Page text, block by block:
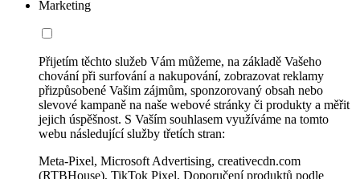
Marketing
Přijetím těchto služeb Vám můžeme, na základě Vašeho
chování při surfování a nakupování, zobrazovat reklamy
přizpůsobené Vašim zájmům, sponzorovaný obsah nebo
slevové kampaně na naše webové stránky či produkty a měřit
jejich úspěšnost. S Vaším souhlasem využíváme na tomto
webu následující služby třetích stran:
Meta-Pixel, Microsoft Advertising, creativecdn.com
(RTBHouse), TikTok Pixel, Doporučení produktů podle